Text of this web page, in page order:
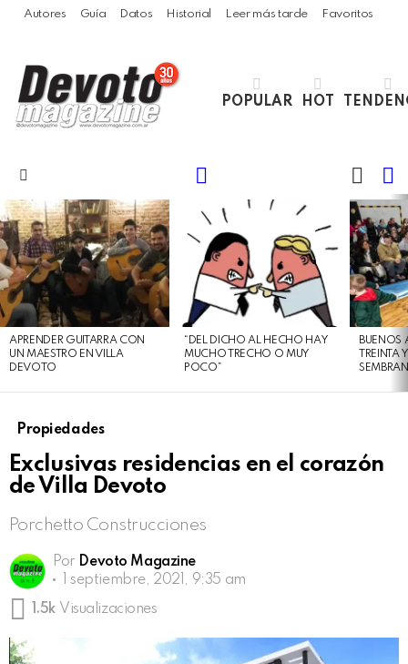
Autores Guía Datos Historial Leer más tarde Favoritos
POPULAR HOT
SKIN
LATEST
STORIES
APRENDER GUITARRA CON
UN MAESTRO EN VILLA
DEVOTO
“DEL DICHO AL HECHO HAY
MUCHO TRECHO O MUY
POCO”
BUENOS
Propiedades
Exclusivas residencias en el corazón
de Villa Devoto
Porchetto Construcciones
Por Devoto Magazine
1 septiembre, 2021, 9:35 am
1.5k Visualizaciones